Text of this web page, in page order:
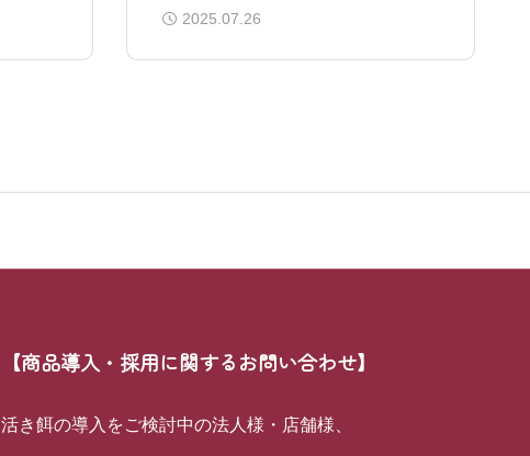
2025.07.26
【商品導入・採用に関するお問い合わせ】
活き餌の導入をご検討中の法人様・店舗様、